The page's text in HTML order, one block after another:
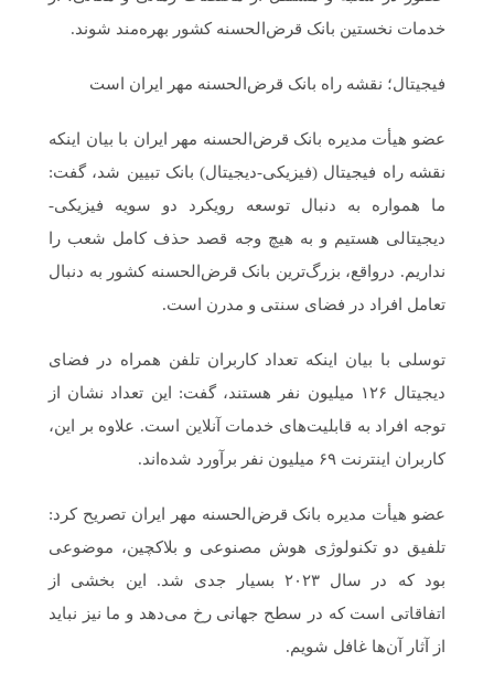
خدمات نخستین بانک قرض‌الحسنه کشور بهره‌مند شوند.
فیجیتال؛ نقشه راه بانک قرض‌الحسنه مهر ایران است
عضو هیأت مدیره بانک قرض‌الحسنه مهر ایران با بیان اینکه
نقشه راه فیجیتال (فیزیکی-دیجیتال) بانک تبیین شد، گفت:
ما همواره به دنبال توسعه رویکرد دو سویه فیزیکی-
دیجیتالی هستیم و به هیچ وجه قصد حذف کامل شعب را
نداریم. درواقع، بزرگ‌ترین بانک قرض‌الحسنه کشور به دنبال
تعامل افراد در فضای سنتی و مدرن است.
توسلی با بیان اینکه تعداد کاربران تلفن همراه در فضای
دیجیتال ۱۲۶ میلیون نفر هستند، گفت: این تعداد نشان از
توجه افراد به قابلیت‌های خدمات آنلاین است. علاوه ‌بر این،
کاربران اینترنت ۶۹ میلیون نفر برآورد شده‌اند.
عضو هیأت مدیره بانک قرض‌الحسنه مهر ایران تصریح کرد:
تلفیق دو تکنولوژی هوش مصنوعی و بلاکچین، موضوعی
بود که در سال ۲۰۲۳ بسیار جدی شد. این بخشی از
اتفاقاتی است که در سطح جهانی رخ می‌دهد و ما نیز نباید
از آثار آن‌ها غافل شویم.